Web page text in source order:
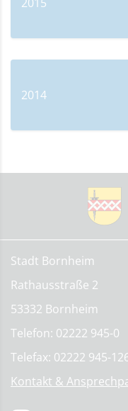
2014
Stadt Bornheim
Rathausstraße 2
53332 Bornheim
Telefon: 02222 945-0
Telefax: 02222 945-
Kontakt &